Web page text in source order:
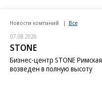
Новости компаний Все
07.08.2026
STONE
Бизнес-центр STONE Римская
возведен в полную высоту